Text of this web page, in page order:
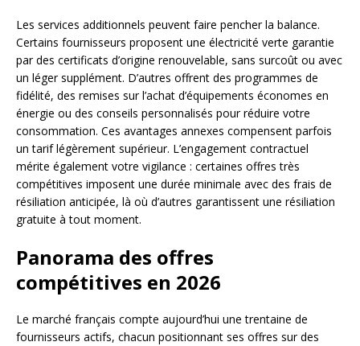
Les services additionnels peuvent faire pencher la balance.
Certains fournisseurs proposent une électricité verte garantie
par des certificats d’origine renouvelable, sans surcoût ou avec
un léger supplément. D’autres offrent des programmes de
fidélité, des remises sur l’achat d’équipements économes en
énergie ou des conseils personnalisés pour réduire votre
consommation. Ces avantages annexes compensent parfois
un tarif légèrement supérieur. L’engagement contractuel
mérite également votre vigilance : certaines offres très
compétitives imposent une durée minimale avec des frais de
résiliation anticipée, là où d’autres garantissent une résiliation
gratuite à tout moment.
Panorama des offres
compétitives en 2026
Le marché français compte aujourd’hui une trentaine de
fournisseurs actifs, chacun positionnant ses offres sur des